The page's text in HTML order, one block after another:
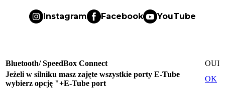
Instagram Facebook YouTube
Bluetooth/ SpeedBox Connect
OUI
Jeżeli w silniku masz zajęte wszystkie porty E-Tube
wybierz opcję "+E-Tube port
OK